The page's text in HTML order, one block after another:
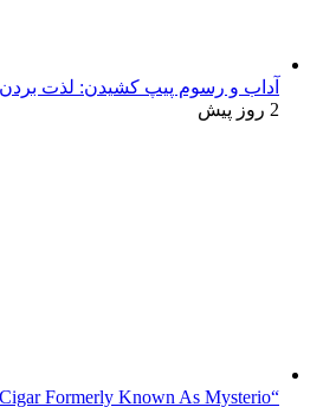
آداب و رسوم پیپ کشیدن: لذت بردن
2 روز پیش